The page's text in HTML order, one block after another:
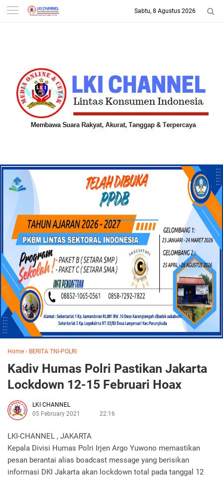
-->
Sabtu, 8 Agustus 2026
Home › BERITA TNI-POLRI
Kadiv Humas Polri Pastikan Jakarta
Lockdown 12-15 Februari Hoax
LKI CHANNEL
05 February 2021
22:16
LKI-CHANNEL , JAKARTA
Kepala Divisi Humas Polri Irjen Argo Yuwono memastikan
pesan berantai alias boadcast message yang berisikan
informasi DKI Jakarta akan lockdown total pada tanggal 12